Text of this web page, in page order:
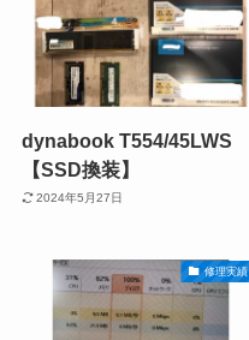
dynabook T554/45LWS
【SSD換装】
2024年5月27日
修理実績